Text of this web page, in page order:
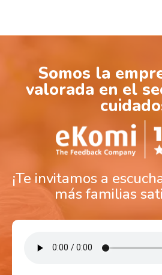
Somos la
valorada en el
¡Te invitamos a
más familias